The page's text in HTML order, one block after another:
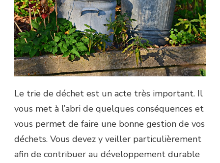
Le trie de déchet est un acte très important. Il
vous met à l’abri de quelques conséquences et
vous permet de faire une bonne gestion de vos
déchets. Vous devez y veiller particulièrement
afin de contribuer au développement durable